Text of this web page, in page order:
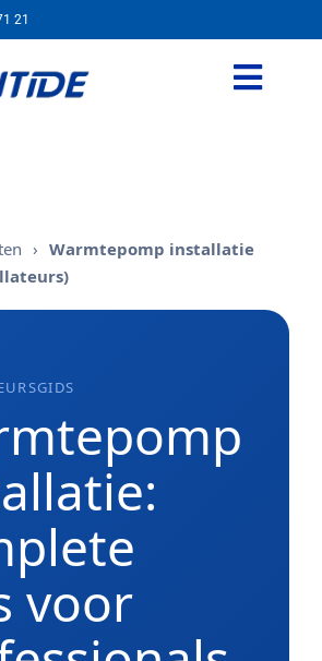
21
› Warmtepomp installatie
voor